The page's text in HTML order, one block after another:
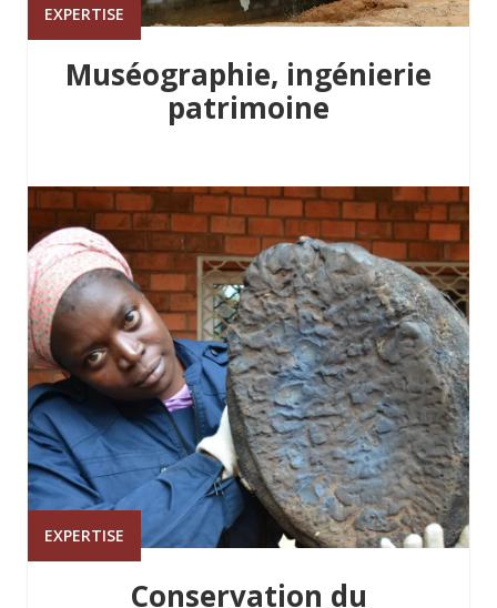
EXPERTISE
Muséographie, ingénierie
patrimoine
EXPERTISE
Conservation du